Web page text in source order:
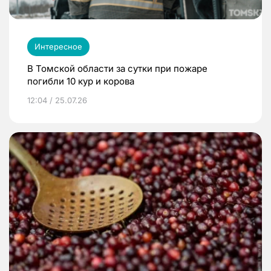
Интересное
В Томской области за сутки при пожаре
погибли 10 кур и корова
12:04 / 25.07.26